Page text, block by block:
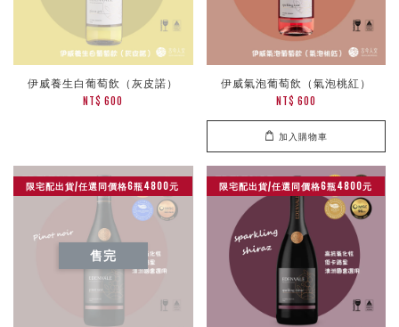
伊威養生白葡萄飲（灰皮諾）
NT$ 600
伊威氣泡葡萄飲（氣泡桃紅）
NT$ 600
加入購物車
售完
限宅配出貨/任選同價格6瓶4800元 限宅配出貨/任選同價格6瓶4800元